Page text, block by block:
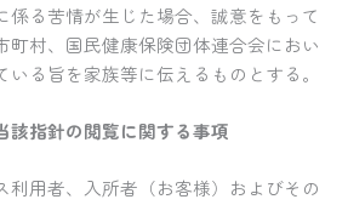
る苦情が生じた場合、誠意をもって
町村、国民健康保険団体連合会におい
る旨を家族等に伝えるものとする。
該指針の閲覧に関する事項
用者、入所者（お客様）およびその